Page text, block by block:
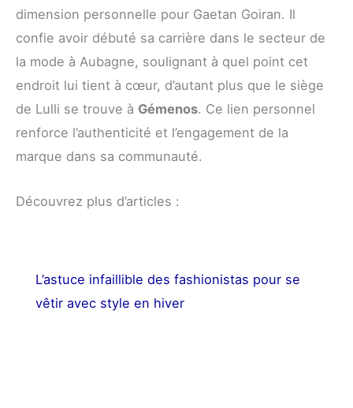
dimension personnelle pour Gaetan Goiran. Il
confie avoir débuté sa carrière dans le secteur de
la mode à Aubagne, soulignant à quel point cet
endroit lui tient à cœur, d’autant plus que le siège
de Lulli se trouve à Gémenos. Ce lien personnel
renforce l’authenticité et l’engagement de la
marque dans sa communauté.
Découvrez plus d’articles :
L’astuce infaillible des fashionistas pour se
vêtir avec style en hiver